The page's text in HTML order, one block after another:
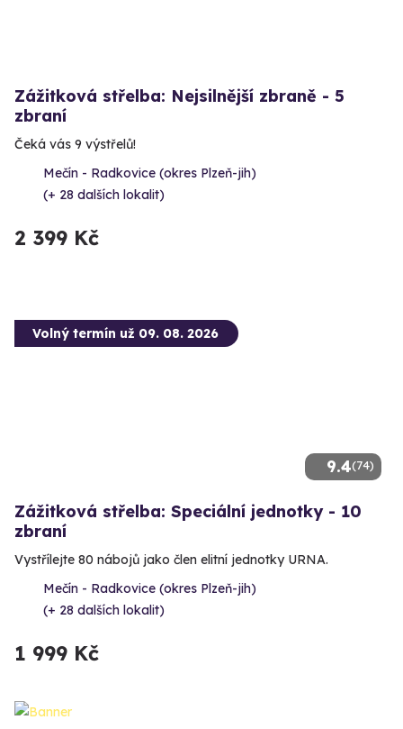
Zážitková střelba: Nejsilnější zbraně - 5
zbraní
Čeká vás 9 výstřelů!
Mečín - Radkovice (okres Plzeň-jih)
(+ 28 dalších lokalit)
2 399 Kč
9.4(74)
Volný termín už 09. 08. 2026
Zážitková střelba: Speciální jednotky - 10
zbraní
Vystřílejte 80 nábojů jako člen elitní jednotky URNA.
Mečín - Radkovice (okres Plzeň-jih)
(+ 28 dalších lokalit)
1 999 Kč